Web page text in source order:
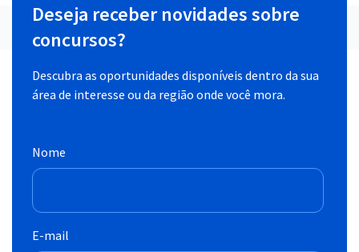
Deseja receber novidades sobre
concursos?
Descubra as oportunidades disponíveis dentro da sua
área de interesse ou da região onde você mora.
Nome
E-mail